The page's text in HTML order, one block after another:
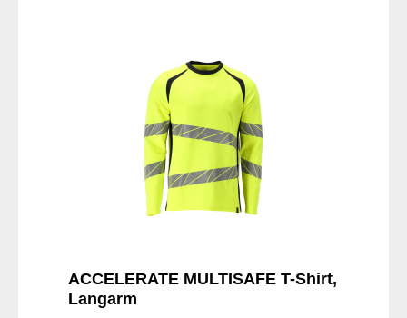
ACCELERATE MULTISAFE T-Shirt,
Langarm